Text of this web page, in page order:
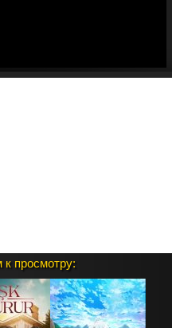
просмотру: